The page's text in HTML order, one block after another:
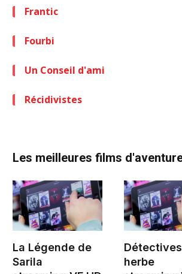
Frantic
Fourbi
Un Conseil d'ami
Récidivistes
Les meilleures films
La Légende de
Sarila
herbe